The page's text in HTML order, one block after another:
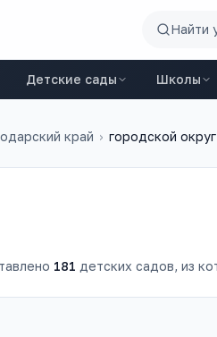
Найти
Детские сады Школы
край › городской
181 детских садов, из